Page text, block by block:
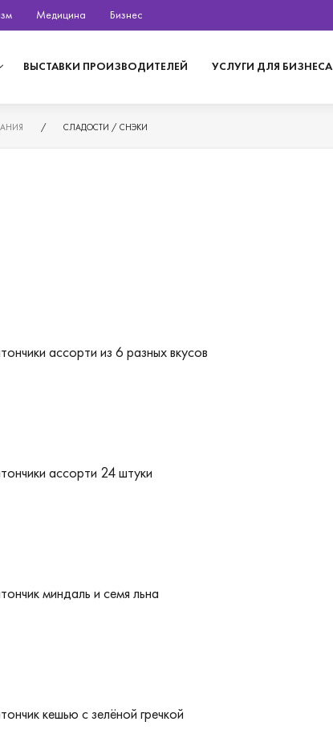
Медицина Бизнес
ВЫСТАВКИ ПРОИЗВОДИТЕЛЕЙ УСЛУГИ ДЛЯ БИЗНЕСА
/ СЛАДОСТИ / СНЭКИ
ассорти из 6 разных вкусов
ассорти 24 штуки
миндаль и семя льна
кешью с зелёной гречкой